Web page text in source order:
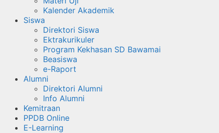
Kalender Akademik
Siswa
Direktori Siswa
Ektrakurikuler
Program Kekhasan SD Bawamai
Beasiswa
e-Raport
Alumni
Direktori Alumni
Info Alumni
Kemitraan
PPDB Online
E-Learning